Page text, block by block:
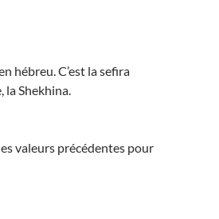
hébreu. C’est la sefira
Shekhina.
valeurs précédentes pour